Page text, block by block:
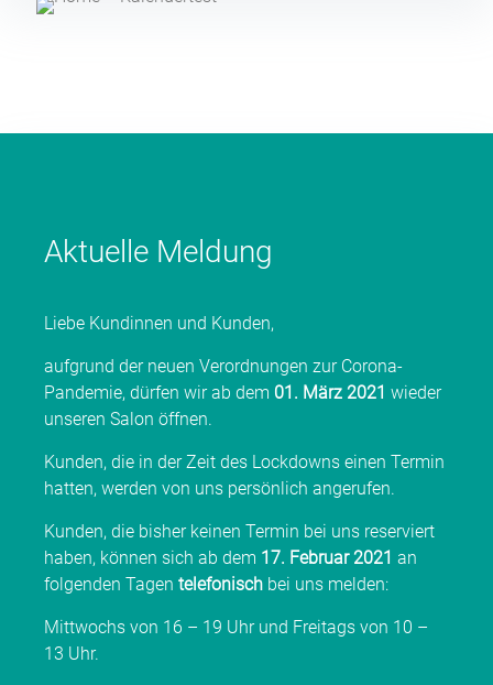
Aktuelle Meldung
Liebe Kundinnen und Kunden,
aufgrund der neuen Verordnungen zur Corona-
Pandemie, dürfen wir ab dem 01. März 2021 wieder
unseren Salon öffnen.
Kunden, die in der Zeit des Lockdowns einen Termin
hatten, werden von uns persönlich angerufen.
Kunden, die bisher keinen Termin bei uns reserviert
haben, können sich ab dem 17. Februar 2021 an
folgenden Tagen telefonisch bei uns melden:
Mittwochs von 16 – 19 Uhr und Freitags von 10 –
13 Uhr.